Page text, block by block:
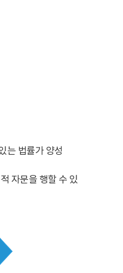
는 법률가 양성
자문을 행할 수 있